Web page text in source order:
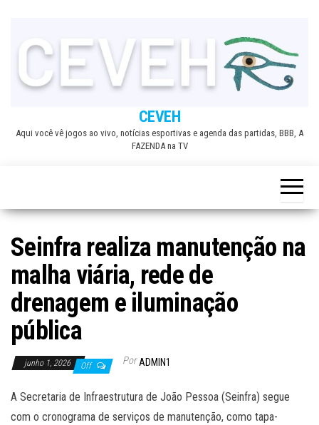
CEVEH
Aqui você vê jogos ao vivo, notícias esportivas e agenda das partidas, BBB, A
FAZENDA na TV
Seinfra realiza manutenção na
malha viária, rede de
drenagem e iluminação
pública
junho 1, 2026 Off Por ADMIN1
A Secretaria de Infraestrutura de João Pessoa (Seinfra) segue
com o cronograma de serviços de manutenção, como tapa-